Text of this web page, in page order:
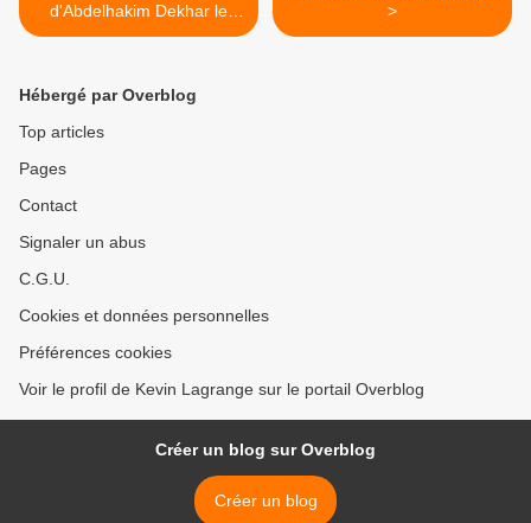
d'Abdelhakim Dekhar le
tireur présumé de Paris
>
Hébergé par Overblog
Top articles
Pages
Contact
Signaler un abus
C.G.U.
Cookies et données personnelles
Préférences cookies
Voir le profil de Kevin Lagrange sur le portail Overblog
Créer un blog sur Overblog
Créer un blog